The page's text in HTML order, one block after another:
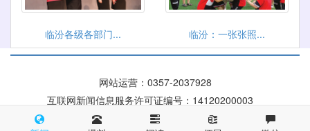
临汾各级各部门... 临汾：一张张照...
网站运营：0357-2037928
互联网新闻信息服务许可证编号：14120200003